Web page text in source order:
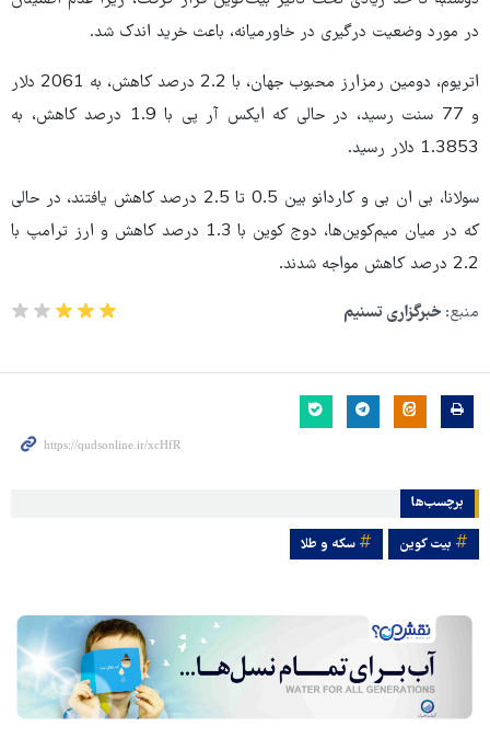
در مورد وضعیت درگیری در خاورمیانه، باعث خرید اندک شد.
اتریوم، دومین رمزارز محبوب جهان، با 2.2 درصد کاهش، به 2061 دلار
و 77 سنت رسید، در حالی که ایکس آر پی با 1.9 درصد کاهش، به
1.3853 دلار رسید.
سولانا، بی ان بی و کاردانو بین 0.5 تا 2.5 درصد کاهش یافتند، در حالی
که در میان میم‌کوین‌ها، دوج کوین با 1.3 درصد کاهش و ارز ترامپ با
2.2 درصد کاهش مواجه شدند.
منبع: خبرگزاری تسنیم
برچسب‌ها
بیت کوین سکه و طلا